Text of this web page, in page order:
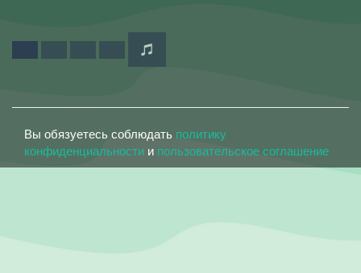
Вы обязуетесь соблюдать политику
конфиденциальности и пользовательское соглашение